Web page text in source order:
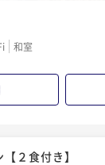
和室
２食付き】